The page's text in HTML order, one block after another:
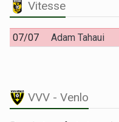
Vitesse
07/07 Adam Tahaui
VVV - Venlo